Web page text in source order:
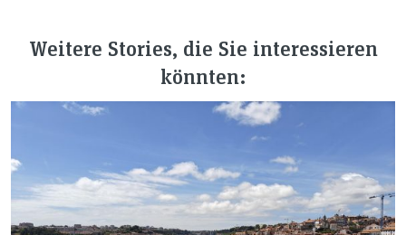
Weitere Stories, die Sie interessieren
könnten: